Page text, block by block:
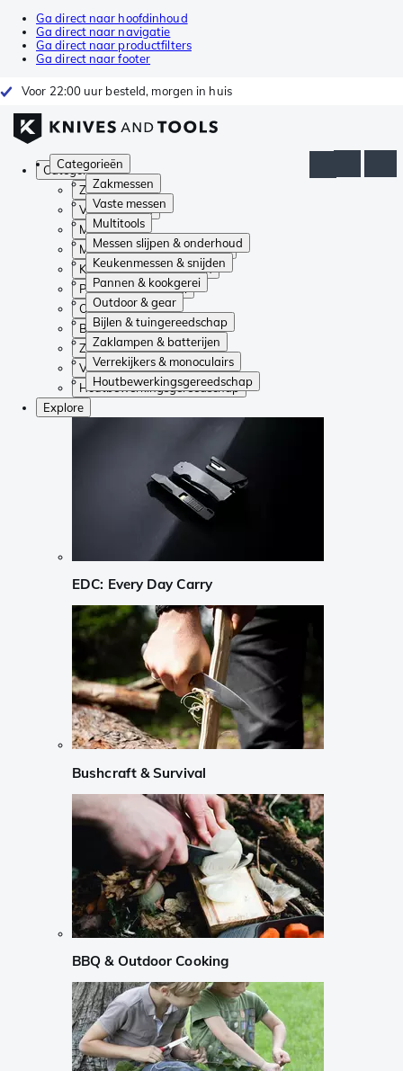
Ga direct naar hoofdinhoud
Ga direct naar navigatie
Ga direct naar productfilters
Ga direct naar footer
Voor 22:00 uur besteld, morgen in huis
Categorieën
Zakmessen
Vaste messen
Multitools
Messen slijpen & onderhoud
Keukenmessen & snijden
Pannen & kookgerei
Outdoor & gear
Bijlen & tuingereedschap
Zaklampen & batterijen
Verrekijkers & monoculairs
Houtbewerkingsgereedschap
Categorieën
Zakmessen
Vaste messen
Multitools
Messen slijpen & onderhoud
Keukenmessen & snijden
Pannen & kookgerei
Outdoor & gear
Bijlen & tuingereedschap
Zaklampen & batterijen
Verrekijkers & monoculairs
Houtbewerkingsgereedschap
Explore
EDC: Every Day Carry
Bushcraft & Survival
BBQ & Outdoor Cooking